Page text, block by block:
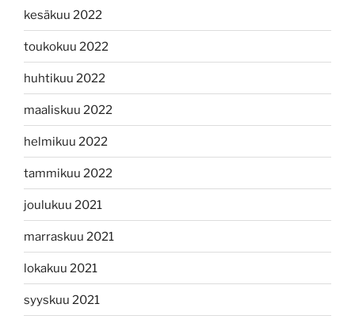
kesäkuu 2022
toukokuu 2022
huhtikuu 2022
maaliskuu 2022
helmikuu 2022
tammikuu 2022
joulukuu 2021
marraskuu 2021
lokakuu 2021
syyskuu 2021